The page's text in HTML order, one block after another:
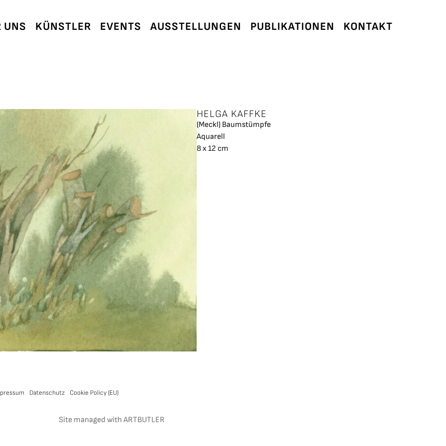
UNS KÜNSTLER EVENTS AUSSTELLUNGEN PUBLIKATIONEN KONTAKT
HELGA KAFFKE
(Meckl) Baumstümpfe
Aquarell
8 x 12 cm
Datenschutz Cookie Policy (EU)
Site managed with ARTBUTLER